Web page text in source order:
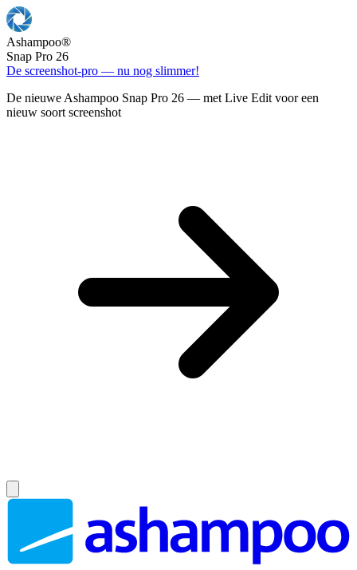
Ashampoo®
Snap Pro 26
De screenshot-pro — nu nog slimmer!
De nieuwe Ashampoo Snap Pro 26 — met Live Edit voor een
nieuw soort screenshot